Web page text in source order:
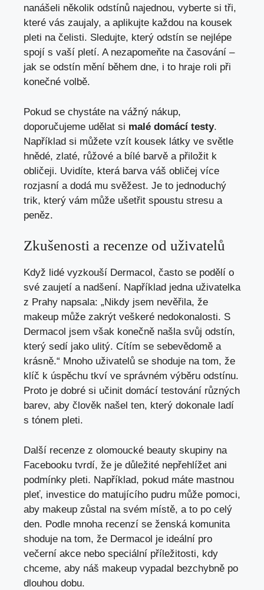
nanášeli několik odstínů najednou, vyberte si tři,
které vás zaujaly, a aplikujte každou na kousek
pleti na čelisti. Sledujte, který odstín se nejlépe
spojí s vaší pletí. A nezapomeňte na časování –
jak se odstín mění během dne, i to hraje roli při
konečné volbě.
Pokud se chystáte na vážný nákup,
doporučujeme udělat si malé domácí testy.
Například si můžete vzít kousek látky ve světle
hnědé, zlaté, růžové a bílé barvě a přiložit k
obličeji. Uvidíte, která barva váš obličej více
rozjasní a dodá mu svěžest. Je to jednoduchý
trik, který vám může ušetřit spoustu stresu a
peněz.
Zkušenosti a recenze od uživatelů
Když lidé vyzkouší Dermacol, často se podělí o
své zaujetí a nadšení. Například jedna uživatelka
z Prahy napsala: „Nikdy jsem nevěřila, že
makeup může zakrýt veškeré nedokonalosti. S
Dermacol jsem však konečně našla svůj odstín,
který sedí jako ulitý. Cítím se sebevědomě a
krásně.“ Mnoho uživatelů se shoduje na tom, že
klíč k úspěchu tkví ve správném výběru odstínu.
Proto je dobré si učinit domácí testování různých
barev, aby člověk našel ten, který dokonale ladí
s tónem pleti.
Další recenze z olomoucké beauty skupiny na
Facebooku tvrdí, že je důležité nepřehlížet ani
podmínky pleti. Například, pokud máte mastnou
pleť, investice do matujícího pudru může pomoci,
aby makeup zůstal na svém místě, a to po celý
den. Podle mnoha recenzí se ženská komunita
shoduje na tom, že Dermacol je ideální pro
večerní akce nebo speciální příležitosti, kdy
chceme, aby náš makeup vypadal bezchybně po
dlouhou dobu.